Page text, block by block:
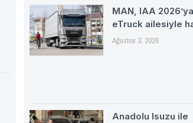
MAN, IAA 2026’ya
eTruck ailesiyle
Ağustos 3, 2026
Anadolu Isuzu ile